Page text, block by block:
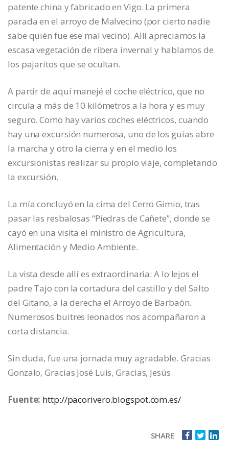
patente china y fabricado en Vigo. La primera
parada en el arroyo de Malvecino (por cierto nadie
sabe quién fue ese mal vecino). Allí apreciamos la
escasa vegetación de ribera invernal y hablamos de
los pajaritos que se ocultan.
A partir de aquí manejé el coche eléctrico, que no
circula a más de 10 kilómetros a la hora y es muy
seguro. Como hay varios coches eléctricos, cuando
hay una excursión numerosa, uno de los guías abre
la marcha y otro la cierra y en el medio los
excursionistas realizar su propio viaje, completando
la excursión.
La mía concluyó en la cima del Cerro Gimio, tras
pasar las resbalosas “Piedras de Cañete”, donde se
cayó en una visita el ministro de Agricultura,
Alimentación y Medio Ambiente.
La vista desde allí es extraordinaria: A lo lejos el
padre Tajo con la cortadura del castillo y del Salto
del Gitano, a la derecha el Arroyo de Barbaón.
Numerosos buitres leonados nos acompañaron a
corta distancia.
Sin duda, fue una jornada muy agradable. Gracias
Gonzalo, Gracias José Luis, Gracias, Jesús.
Fuente: http://pacorivero.blogspot.com.es/
SHARE